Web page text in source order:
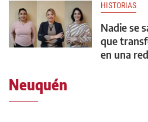
HISTORIAS
Nadie se
que
en una
Neuquén